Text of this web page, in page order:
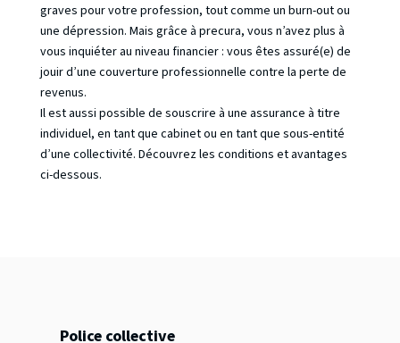
graves pour votre profession, tout comme un burn-out ou
une dépression. Mais grâce à precura, vous n’avez plus à
vous inquiéter au niveau financier : vous êtes assuré(e) de
jouir d’une couverture professionnelle contre la perte de
revenus.
Il est aussi possible de souscrire à une assurance à titre
individuel, en tant que cabinet ou en tant que sous-entité
d’une collectivité. Découvrez les conditions et avantages
ci-dessous.
Police collective